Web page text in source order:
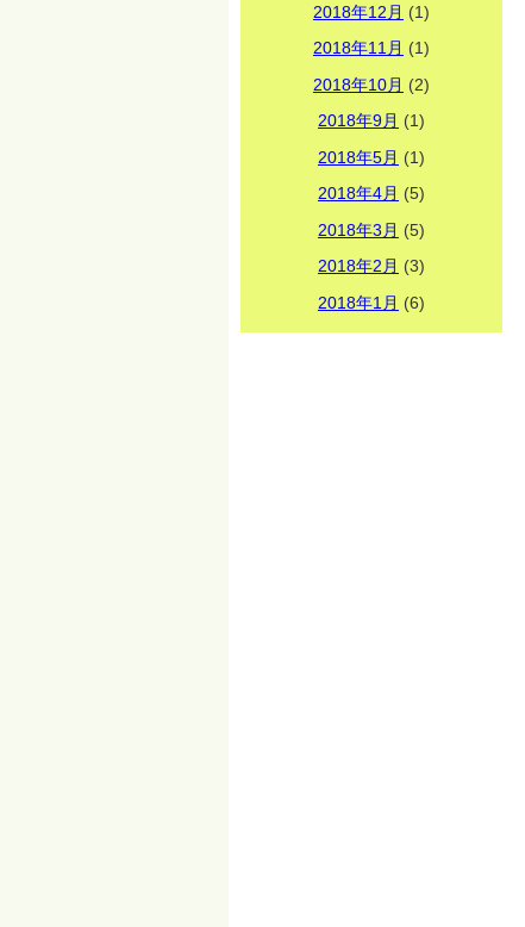
2018年12月 (1)
2018年11月 (1)
2018年10月 (2)
2018年9月 (1)
2018年5月 (1)
2018年4月 (5)
2018年3月 (5)
2018年2月 (3)
2018年1月 (6)